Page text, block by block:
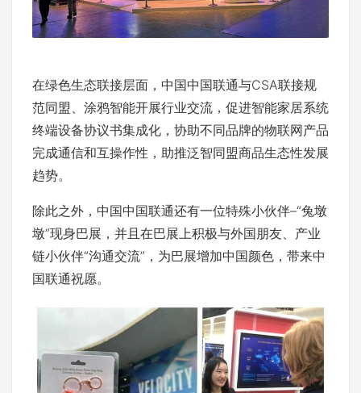
在绿色生态联接层面，中国中国联通与CSA联接规
范同盟、涂鸦智能开展行业交流，促进智能家居系统
终端设备协议书集成化，协助不同品牌的物联网产品
完成通信和互操作性，助推泛智同盟商品生态性发展
趋势。
除此之外，中国中国联通还有一位特殊小伙伴–“兔墩
墩”现身巴展，并且在巴展上积极与外国朋友、产业
链小伙伴“沟通交流”，为巴展增加中国颜色，带来中
国联通祝愿。